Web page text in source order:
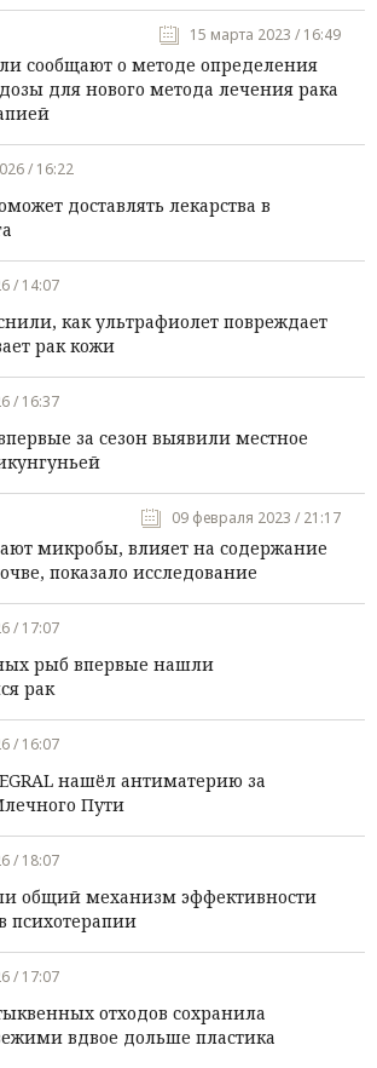
15 марта 2023 / 16:49
сообщают о методе определения
для нового метода лечения рака
/ 16:22
доставлять лекарства в
/ 14:07
как ультрафиолет повреждает
рак кожи
/ 16:37
за сезон выявили местное
09 февраля 2023 / 21:17
микробы, влияет на содержание
показало исследование
/ 17:07
рыб впервые нашли
рак
/ 16:07
нашёл антиматерию за
Пути
/ 18:07
общий механизм эффективности
психотерапии
/ 17:07
отходов сохранила
вдвое дольше пластика